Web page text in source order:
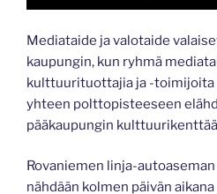
Mediataide ja valotaide
kaupungin, kun ryhmä
kulttuurituottajia ja -toimijoita
yhteen polttopisteeseen
pääkaupungin
Rovaniemen linja-
nähdään kolmen päivän aikana